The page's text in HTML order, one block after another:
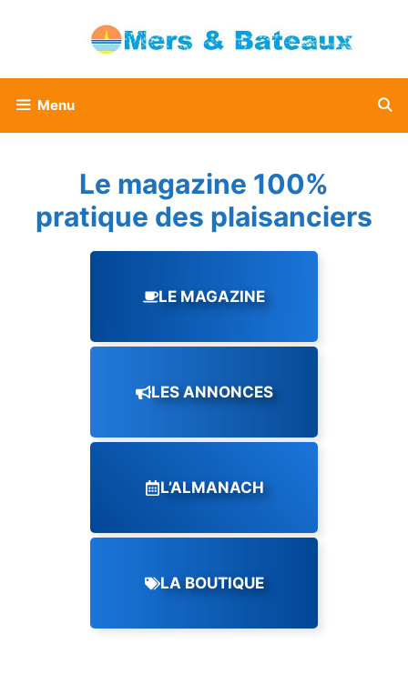
Menu
Le magazine 100%
pratique des plaisanciers
LE MAGAZINE
LES ANNONCES
L’ALMANACH
LA BOUTIQUE